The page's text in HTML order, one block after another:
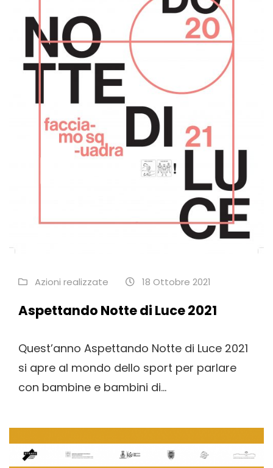
Azioni realizzate 18 Ottobre 2021
Aspettando Notte di Luce 2021
Quest’anno Aspettando Notte di Luce 2021
si apre al mondo dello sport per parlare
con bambine e bambini di...